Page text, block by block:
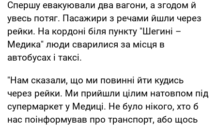
Спершу евакуювали два вагони, а згодом й
увесь потяг. Пасажири з речами йшли через
рейки. На кордоні біля пункту "Шегині –
Медика" люди сварилися за місця в
автобусах і таксі.
"Нам сказали, що ми повинні йти кудись
через рейки. Ми прийшли цілим натовпом під
супермаркет у Медиці. Не було нікого, хто б
нас поінформував про транспорт, або щось